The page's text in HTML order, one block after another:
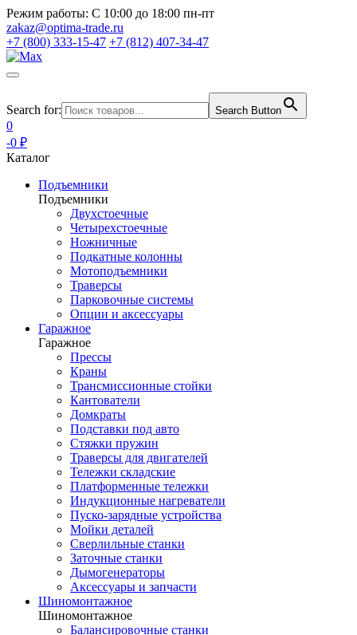
Режим работы: С 10:00 до 18:00 пн-пт
zakaz@optima-trade.ru
+7 (800) 333-15-47 +7 (812) 407-34-47
Search for: Search Button
0
-0 ₽
Каталог
Подъемники
Подъемники
Двухстоечные
Четырехстоечные
Ножничные
Подкатные колонны
Мотоподъемники
Траверсы
Парковочные системы
Опции и аксессуары
Гаражное
Гаражное
Прессы
Краны
Трансмиссионные стойки
Кантователи
Домкраты
Подставки под авто
Стяжки пружин
Траверсы для двигателей
Тележки складские
Платформенные тележки
Индукционные нагреватели
Пуско-зарядные устройства
Мойки деталей
Сверлильные станки
Заточные станки
Дымогенераторы
Аксессуары и запчасти
Шиномонтажное
Шиномонтажное
Балансировочные станки